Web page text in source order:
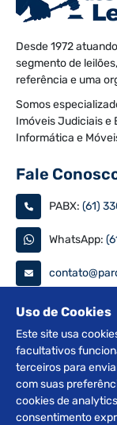
Desde 1972
segmento de
referência e uma
Somos
Imóveis Judiciais e
Informática e
Fale
PABX: (61)
WhatsApp:
Consulte
Siga nas
Uso de Cookies
Este site usa
facultativos
terceiros para
com suas
cookies de
consentimento